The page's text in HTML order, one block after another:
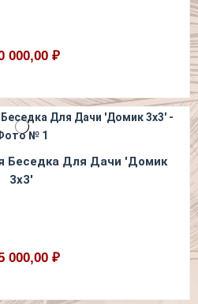
000,00 ₽
Беседка Для Дачи 'Домик
3х3'
000,00 ₽